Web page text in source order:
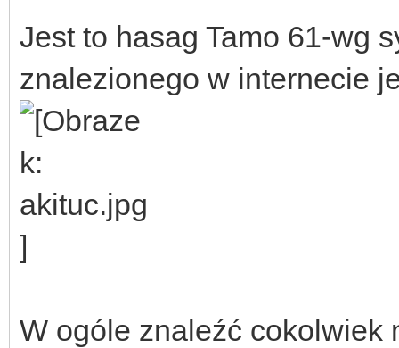
Jest to hasag Tamo 61-wg
znalezionego w internecie
W ogóle znaleźć